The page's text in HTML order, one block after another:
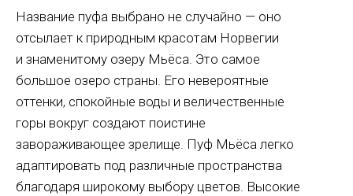
Название пуфа выбрано не случайно — оно
отсылает к природным красотам Норвегии
и знаменитому озеру Мьёса. Это самое
большое озеро страны. Его невероятные
оттенки, спокойные воды и величественные
горы вокруг создают поистине
завораживающее зрелище. Пуф Мьёса легко
адаптировать под различные пространства
благодаря широкому выбору цветов. Высокие